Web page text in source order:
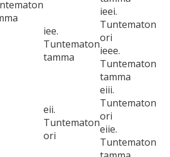
iee.
Tuntematon
tamma
ieei.
Tuntematon
ori
ieee.
Tuntematon
tamma
eii.
Tuntematon
ori
eiii.
Tuntematon
ori
eiie.
Tuntematon